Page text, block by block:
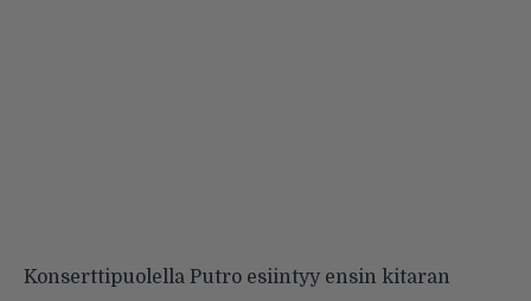
Konserttipuolella Putro esiintyy ensin kitaran